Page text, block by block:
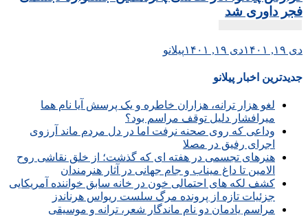
فجر داوری شد
دی ۱۹, ۱۴۰۱ دی ۱۹, ۱۴۰۱ پیلانو
جدیدترین اخبار پیلانو
لغو هزار ترانه، هزاران خاطره و یک پرسش آیا نام هما
میرافشار دلیل توقف مراسم بود؟
وداعی که روی صحنه نرفت اما در دل مردم ماند آرزوی
اجرای رفیق در مصلا
هنرهای تجسمی در هفته ای که گذشت؛ از خلق نقاشی روح
الامین تا داغ میناب و جام جهانی در آثار هنرمندان
کشف لکه های احتمالی خون در خانه سابق خواننده آمریکایی
جزئیات تازه از پرونده مرگ سلست ریواس هرناندز
مراسم یادمان دو نام ماندگار شعر، ترانه و موسیقی